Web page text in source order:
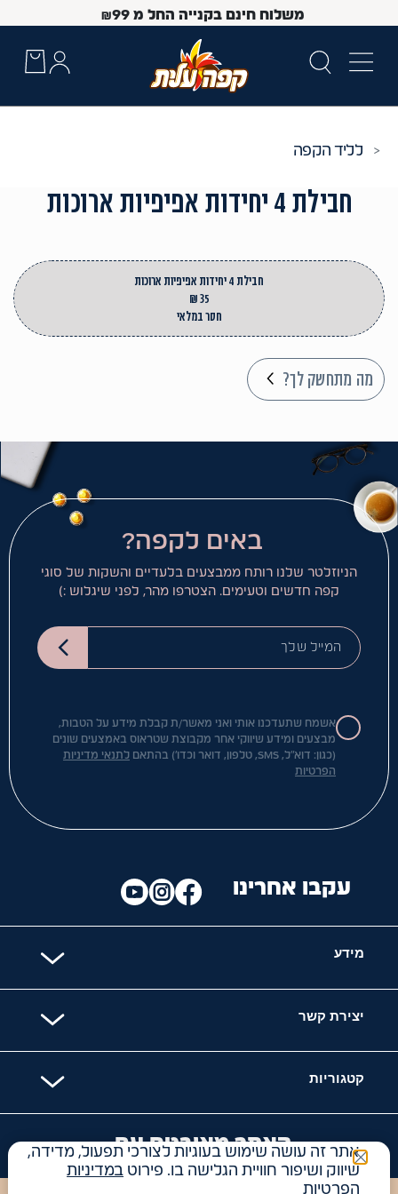
משלוח חינם בקנייה החל מ ₪99
Up and Down arrow keys to navigate search results.
ליד הקפה
חבילת 4 יחידות אפיפיות ארוכות
חבילת 4 יחידות אפיפיות ארוכות
35 ₪
חסר במלאי
מה מתחשק לך?
באים לקפה?
הניוזלטר שלנו רותח ממבצעים בלעדיים והשקות של סוגי
קפה חדשים וטעימים. הצטרפו מהר, לפני שיגלוש :)
המייל שלך
אשמח שתעדכנו אותי ואני מאשר/ת קבלת מידע על הטבות,
מבצעים ומידע שיווקי אחר מקבוצת שטראוס באמצעים שונים
(כגון: דוא"ל, SMS, טלפון, דואר וכדו') בהתאם
לתנאי מדיניות
הפרטיות
מידע
יצירת קשר
קטגוריות
עקבו אחרינו
האתר מאובטח עם
אתר זה עושה שימוש בעוגיות לצורכי תפעול, מדידה,
שיווק ושיפור חוויית הגלישה בו. פירוט במדיניות
הפרטיות